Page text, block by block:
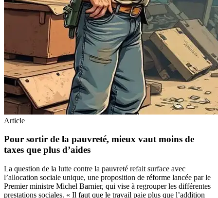
Article
Pour sortir de la pauvreté, mieux vaut moins de
taxes que plus d’aides
La question de la lutte contre la pauvreté refait surface avec
l’allocation sociale unique, une proposition de réforme lancée par le
Premier ministre Michel Barnier, qui vise à regrouper les différentes
prestations sociales. « Il faut que le travail paie plus que l’addition